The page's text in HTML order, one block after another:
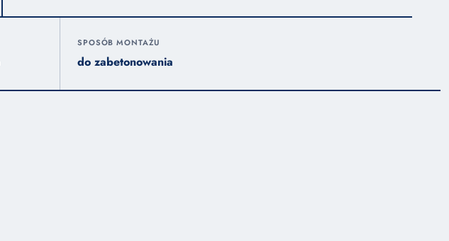
SPOSÓB MONTAŻU
do zabetonowania